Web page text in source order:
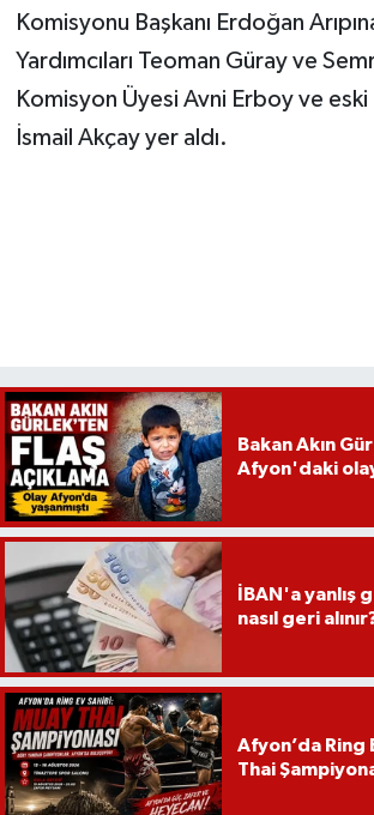
Komisyonu Başkanı Erdoğan
Yardımcıları Teoman Güray ve
Komisyon Üyesi Avni Erboy ve
İsmail Akçay yer aldı.
Bakan Akın
Afyon'daki
İBAN'a yanlış
nasıl geri
Afyon’da Ring
Thai